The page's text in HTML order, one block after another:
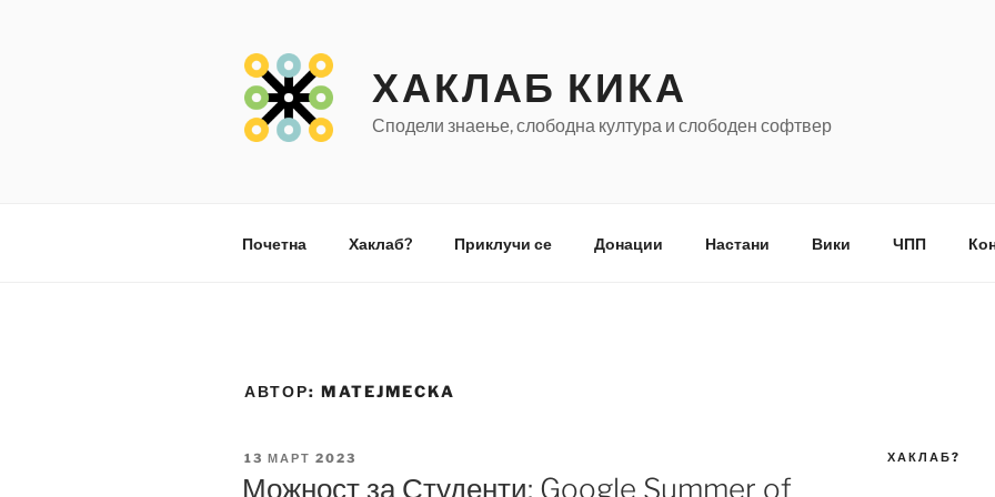
ХАКЛАБ КИКА
Сподели знаење, слободна култура и слободен софтвер
Почетна Хаклаб? Приклучи се Донации Настани Вики ЧПП
АВТОР: MATEJMECKA
ОБЈАВЕНО
13 МАРТ 2023
Можност за Студенти: Google Summer of
ХАКЛАБ?